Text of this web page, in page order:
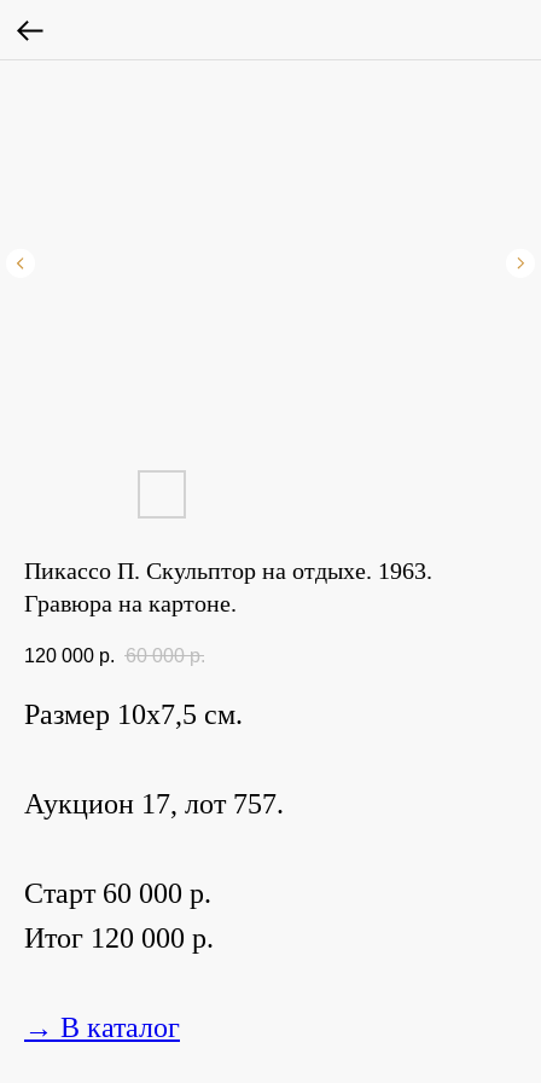
Пикассо П. Скульптор на отдыхе. 1963.
Гравюра на картоне.
120 000 р. 60 000 р.
Размер 10х7,5 см.
Аукцион 17, лот 757.
Старт 60 000 р.
Итог 120 000 р.
→ В каталог